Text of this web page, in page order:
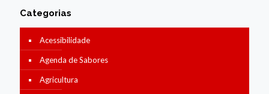
Categorias
Acessibilidade
Agenda de Sabores
Agricultura